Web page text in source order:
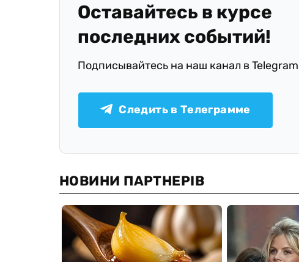
Оставайтесь в курсе
последних событий!
Подписывайтесь на наш канал в Telegram
Следить в Телеграмме